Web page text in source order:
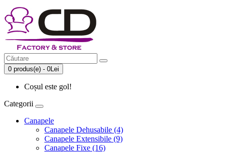
0 produs(e) - 0Lei
Coșul este gol!
Categorii
Canapele
Canapele Dehusabile (4)
Canapele Extensibile (9)
Canapele Fixe (16)